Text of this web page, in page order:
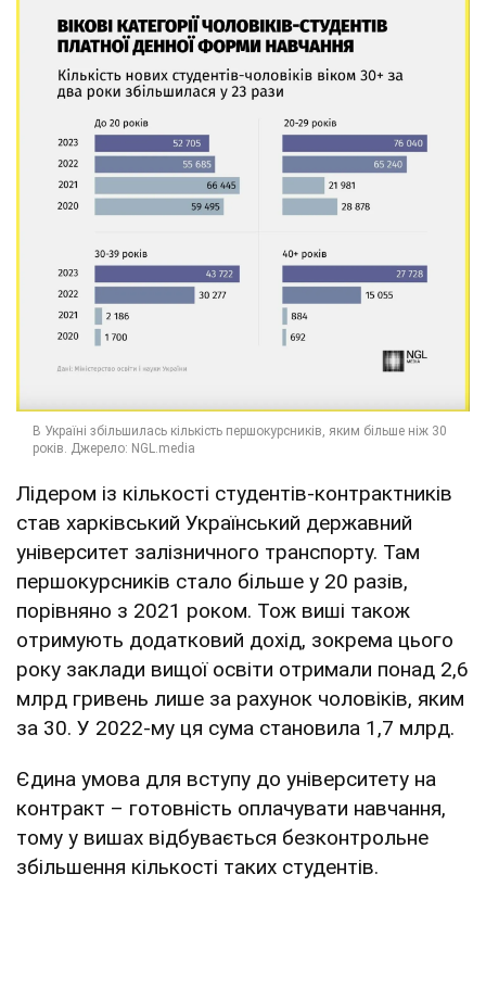
Лідером із кількості студентів-контрактників
став харківський Український державний
університет залізничного транспорту. Там
першокурсників стало більше у 20 разів,
порівняно з 2021 роком. Тож виші також
отримують додатковий дохід, зокрема цього
року заклади вищої освіти отримали понад 2,6
млрд гривень лише за рахунок чоловіків, яким
за 30. У 2022-му ця сума становила 1,7 млрд.
Єдина умова для вступу до університету на
контракт – готовність оплачувати навчання,
тому у вишах відбувається безконтрольне
збільшення кількості таких студентів.